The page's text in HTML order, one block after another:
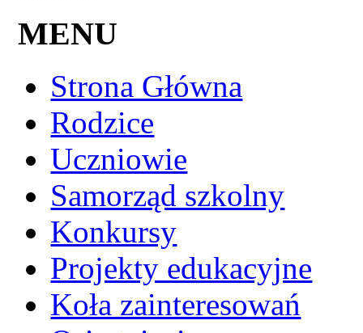
MENU
Strona Główna
Rodzice
Uczniowie
Samorząd szkolny
Konkursy
Projekty edukacyjne
Koła zainteresowań